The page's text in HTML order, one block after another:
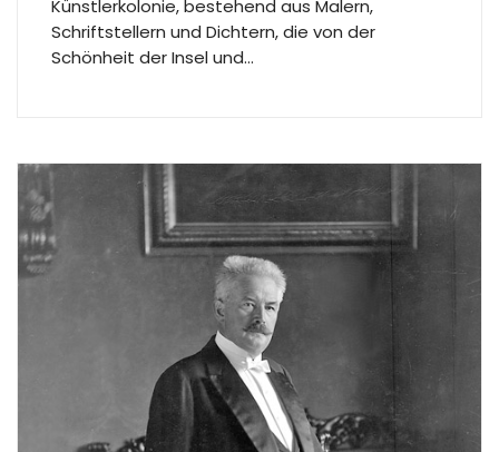
Künstlerkolonie, bestehend aus Malern,
Schriftstellern und Dichtern, die von der
Schönheit der Insel und…